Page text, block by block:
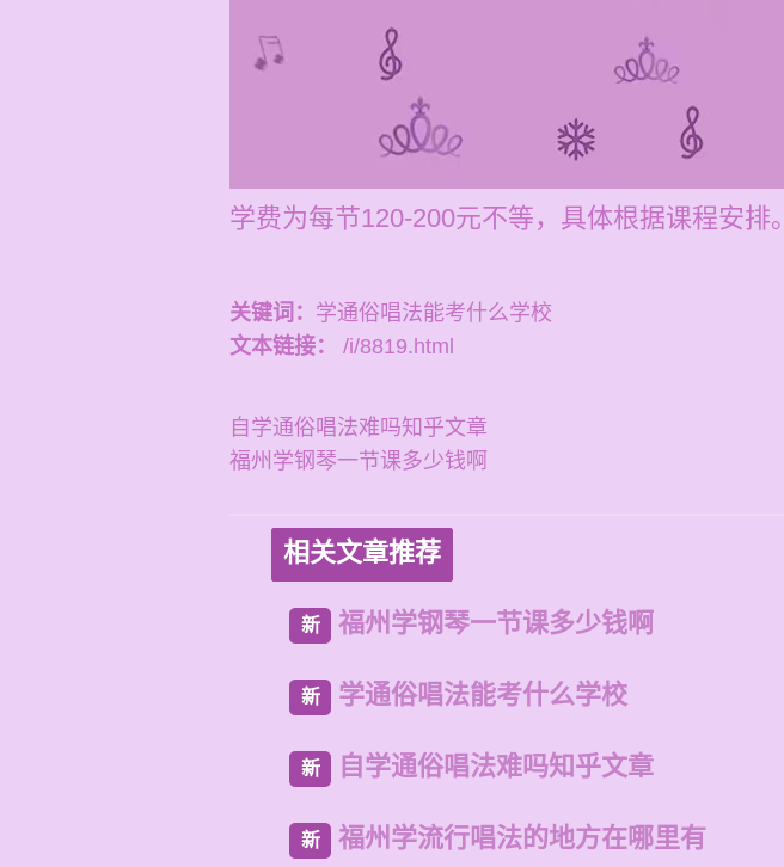
学费为每节120-200元不等，具体根据课程安排。
关键词： 学通俗唱法能考什么学校
文本链接：
/i/8819.html
自学通俗唱法难吗知乎文章
福州学钢琴一节课多少钱啊
相关文章推荐
新 福州学钢琴一节课多少钱啊
新 学通俗唱法能考什么学校
新 自学通俗唱法难吗知乎文章
新 福州学流行唱法的地方在哪里有